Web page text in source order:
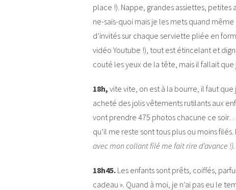
place !). Nappe, grandes assiettes, petites
ne-sais-quoi mais je les mets quand
d’invités sur chaque serviette pliée en
vidéo Youtube !), tout est étincelant et
couté les yeux de la tête, mais il fallait que
18h, vite vite, on est à la bourre, il faut
acheté des jolis vêtements rutilants aux
vont prendre 475 photos chacune ce
qu’il me reste sont tous plus ou moins
avec mon collant filé me fait rire d’avance !).
18h45. Les enfants sont prêts, coiffés,
cadeau ». Quand à moi, je n’ai pas eu le